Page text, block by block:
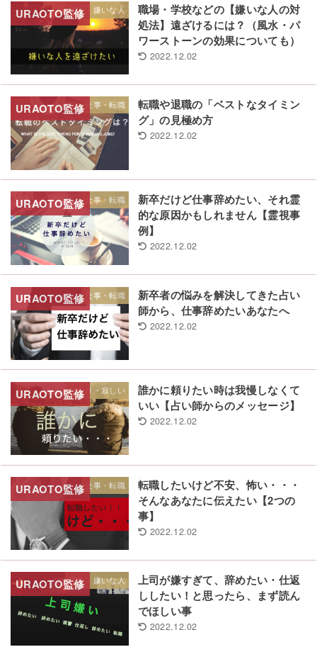
苦手・嫌いな人
職場・学校などの【嫌いな人の対
処法】遠ざけるには？（風水・パ
ワーストーンの効果についても）
2022.12.02
仕事・転職
転職や退職の「ベストなタイミン
グ」の見極め方
2022.12.02
仕事・転職
新卒だけど仕事辞めたい、それ霊
的な原因かもしれません【霊視事
例】
2022.12.02
仕事・転職
新卒者の悩みを解決してきた占い
師から、仕事辞めたいあなたへ
2022.12.02
ひとり・寂しい
誰かに頼りたい時は我慢しなくて
いい【占い師からのメッセージ】
2022.12.02
仕事・転職
転職したいけど不安、怖い・・・
そんなあなたに伝えたい【2つの
事】
2022.12.02
苦手・嫌いな人
上司が嫌すぎて、辞めたい・仕返
ししたい！と思ったら、まず読ん
でほしい事
2022.12.02